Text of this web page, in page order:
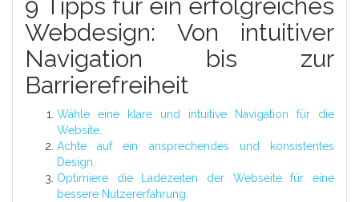
9 Tipps für ein erfolgreiches
Webdesign: Von intuitiver
Navigation bis zur
Barrierefreiheit
Wähle eine klare und intuitive Navigation für die
Website.
Achte auf ein ansprechendes und konsistentes
Design.
Optimiere die Ladezeiten der Webseite für eine
bessere Nutzererfahrung.